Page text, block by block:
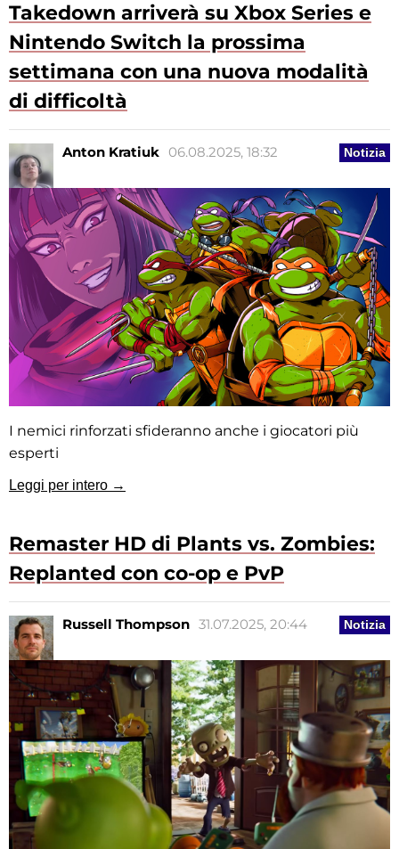
Takedown arriverà su Xbox Series e
Nintendo Switch la prossima
settimana con una nuova modalità
di difficoltà
Notizia
Anton Kratiuk 06.08.2025, 18:32
I nemici rinforzati sfideranno anche i giocatori più
esperti
Leggi per intero →
Remaster HD di Plants vs. Zombies:
Replanted con co-op e PvP
Notizia
Russell Thompson 31.07.2025, 20:44